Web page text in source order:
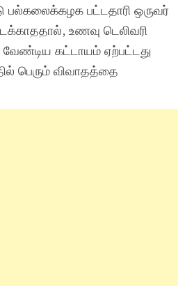
பட்டதாரி ஒருவர்
உணவு டெலிவரி
வேண்டிய கட்டாயம் ஏற்பட்டது
பெரும் விவாதத்தை